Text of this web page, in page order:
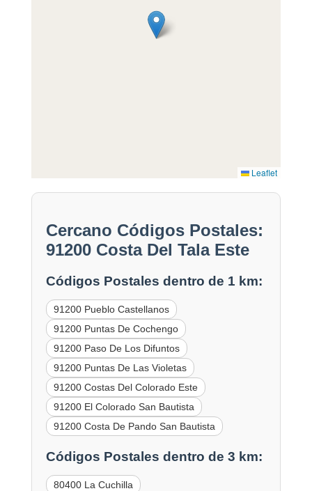
Leaflet
Cercano Códigos Postales:
91200 Costa Del Tala Este
Códigos Postales dentro de 1 km:
91200 Pueblo Castellanos
91200 Puntas De Cochengo
91200 Paso De Los Difuntos
91200 Puntas De Las Violetas
91200 Costas Del Colorado Este
91200 El Colorado San Bautista
91200 Costa De Pando San Bautista
Códigos Postales dentro de 3 km:
80400 La Cuchilla